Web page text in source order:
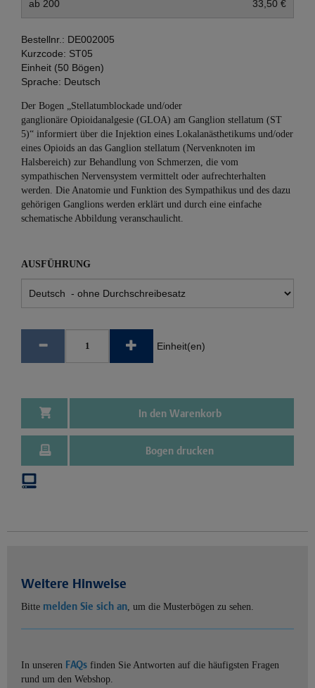
ab 200 33,50 €
Bestellnr.: DE002005
Kurzcode: ST05
Einheit (50 Bögen)
Sprache: Deutsch
Der Bogen „Stellatumblockade und/oder
ganglionäre Opioidanalgesie (GLOA) am Ganglion stellatum (ST
5)“ informiert über die Injektion eines Lokalanästhetikums und/oder
eines Opioids an das Ganglion stellatum (Nervenknoten im
Halsbereich) zur Behandlung von Schmerzen, die vom
sympathischen Nervensystem vermittelt oder aufrechterhalten
werden. Die Anatomie und Funktion des Sympathikus und des dazu
gehörigen Ganglions werden erklärt und durch eine einfache
schematische Abbildung veranschaulicht.
AUSFÜHRUNG
Einheit(en)
In den Warenkorb
Bogen drucken
Weitere Hinweise
Bitte melden Sie sich an, um die Musterbögen zu sehen.
In unseren FAQs finden Sie Antworten auf die häufigsten Fragen
rund um den Webshop.